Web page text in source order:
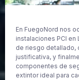
En FuegoNord nos
instalaciones PCI en
de riesgo detallado,
justificativa, y
componentes de
extintor ideal para